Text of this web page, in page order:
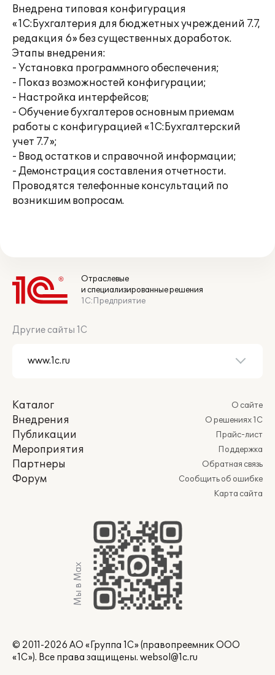
Внедрена типовая конфигурация
«1С:Бухгалтерия для бюджетных учреждений 7.7,
редакция 6» без существенных доработок.
Этапы внедрения:
- Установка программного обеспечения;
- Показ возможностей конфигурации;
- Настройка интерфейсов;
- Обучение бухгалтеров основным приемам
работы с конфигурацией «1С:Бухгалтерский
учет 7.7»;
- Ввод остатков и справочной информации;
- Демонстрация составления отчетности.
Проводятся телефонные консультаций по
возникшим вопросам.
Отраслевые
и специализированные решения
1С:Предприятие
Другие сайты 1С
Каталог
Внедрения
Публикации
Мероприятия
Партнеры
Форум
О сайте
О решениях 1С
Прайс-лист
Поддержка
Обратная связь
Сообщить об ошибке
Карта сайта
Мы в Max
© 2011-2026 АО «Группа 1С» (правопреемник ООО
«1С»). Все права защищены. websol@1c.ru